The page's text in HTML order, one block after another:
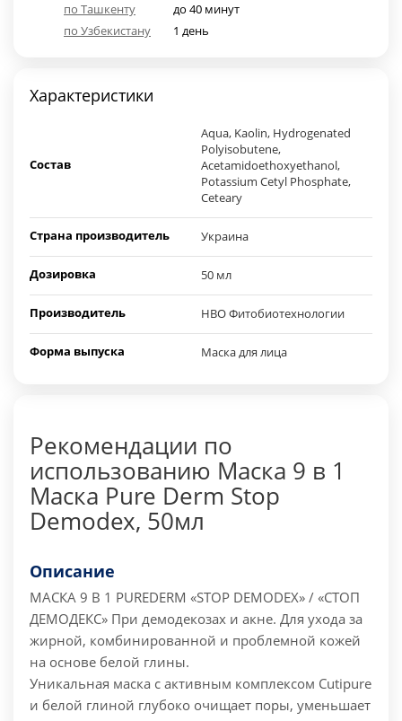
по Ташкенту
до 40 минут
по Узбекистану
1 день
Характеристики
Состав
Aqua, Kaolin, Hydrogenated
Polyisobutene,
Acetamidoethoxyethanol,
Potassium Cetyl Phosphate,
Ceteary
Страна производитель Украина
Дозировка 50 мл
Производитель НВО Фитобиотехнологии
Форма выпуска Маска для лица
Рекомендации по
использованию Маска 9 в 1
Маска Pure Derm Stop
Demodex, 50мл
Описание
МАСКА 9 В 1 PUREDERM «STOP DEMODEX» / «СТОП
ДЕМОДЕКС» При демодекозах и акне. Для ухода за
жирной, комбинированной и проблемной кожей
на основе белой глины.
Уникальная маска с активным комплексом Cutipure
и белой глиной глубоко очищает поры, уменьшает